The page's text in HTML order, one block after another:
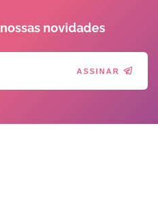
nossas novidades
ASSINAR